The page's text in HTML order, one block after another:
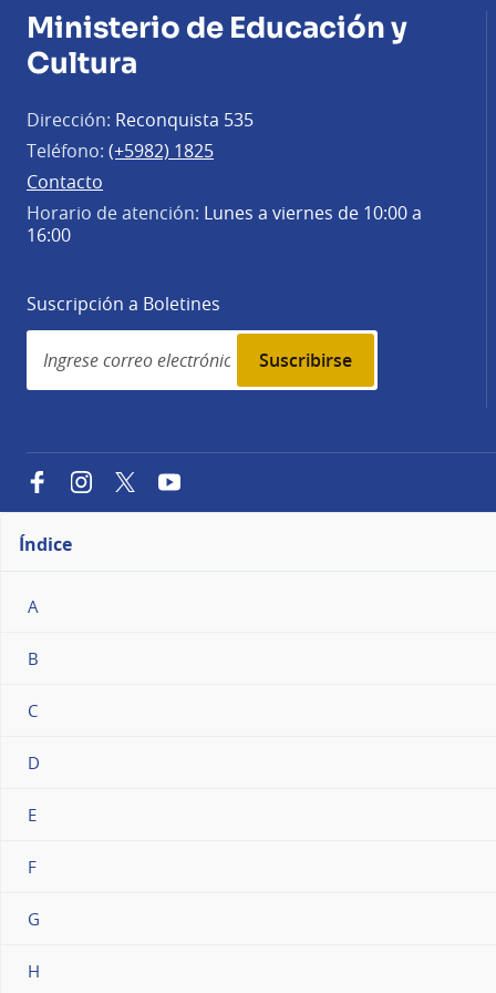
Ministerio de Educación y
Cultura
Dirección: Reconquista 535
Teléfono: (+5982) 1825
Contacto
Horario de atención: Lunes a viernes de 10:00 a
16:00
Suscripción a Boletines
Simplenews
subscription
FacebookInstagramTwitterYouTube
Índice
A
B
C
D
E
F
G
H